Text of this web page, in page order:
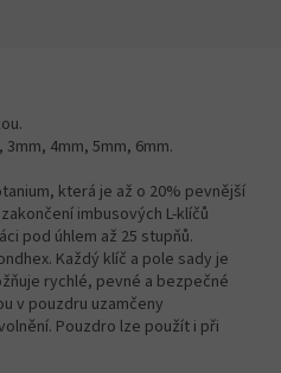
4mm, 5mm, 6mm.
která je až o 20% pevnější
imbusových L-klíčů
pod úhlem až 25 stupňů.
Každý klíč a pole sady je
rychlé, pevné a bezpečné
v pouzdru uzamčeny
Pouzdro lze použít i při